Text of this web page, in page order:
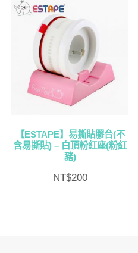
【ESTAPE】易撕貼膠台(不
含易撕貼) – 白頂粉紅座(粉紅
豬)
NT$200